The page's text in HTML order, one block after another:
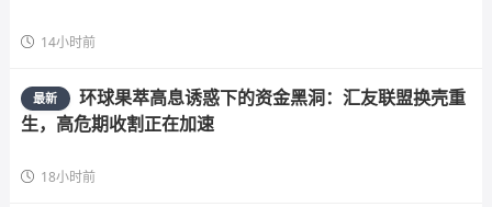
14小时前
最新
环球果萃高息诱惑下的资金黑洞：汇友联盟换壳重
生，高危期收割正在加速
18小时前